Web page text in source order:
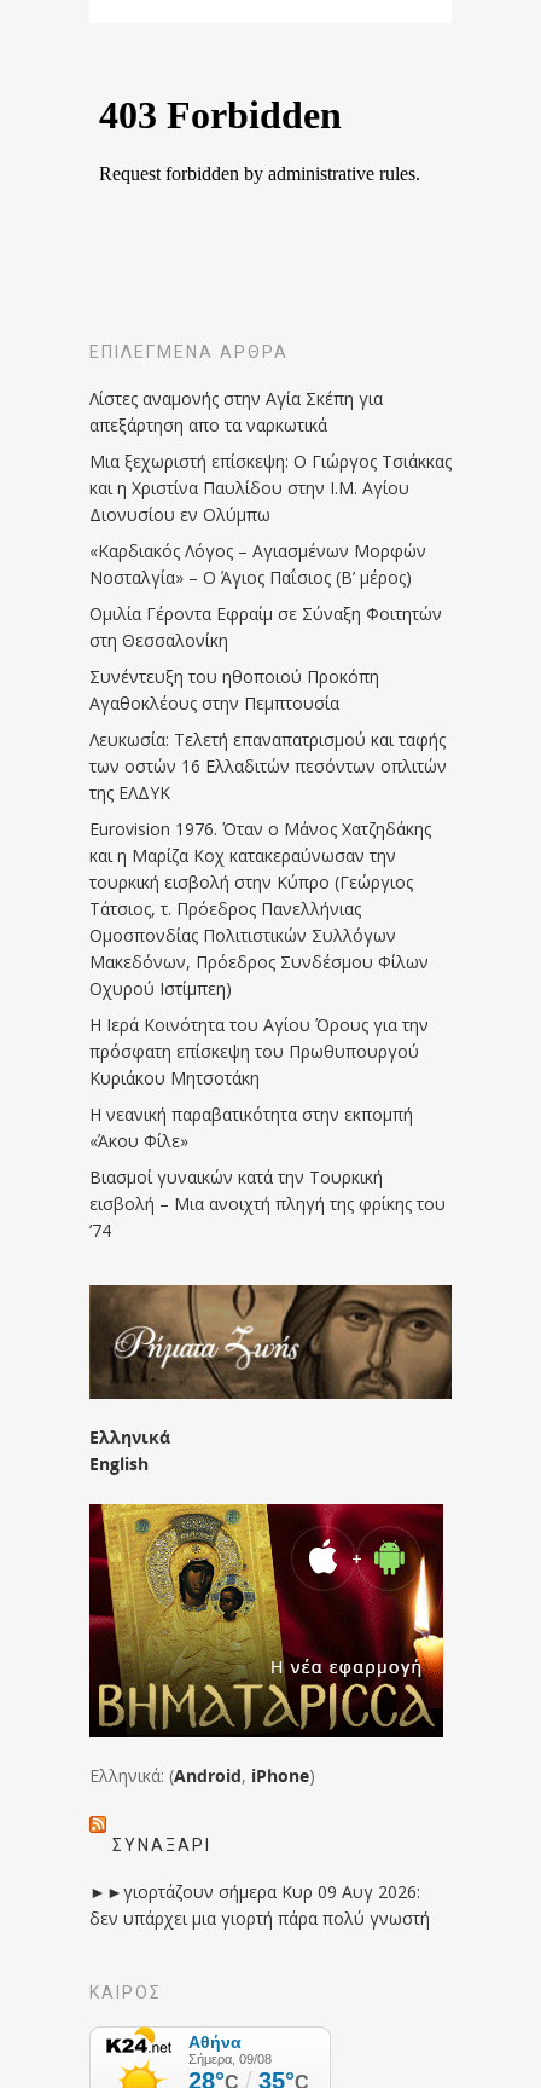
ΕΠΙΛΕΓΜΈΝΑ ΆΡΘΡΑ
Λίστες αναμονής στην Αγία Σκέπη για
απεξάρτηση απο τα ναρκωτικά
Μια ξεχωριστή επίσκεψη: Ο Γιώργος Τσιάκκας
και η Χριστίνα Παυλίδου στην Ι.Μ. Αγίου
Διονυσίου εν Ολύμπω
«Καρδιακός Λόγος – Αγιασμένων Μορφών
Νοσταλγία» – Ο Άγιος Παΐσιος (Β’ μέρος)
Ομιλία Γέροντα Εφραίμ σε Σύναξη Φοιτητών
στη Θεσσαλονίκη
Συνέντευξη του ηθοποιού Προκόπη
Αγαθοκλέους στην Πεμπτουσία
Λευκωσία: Τελετή επαναπατρισμού και ταφής
των οστών 16 Ελλαδιτών πεσόντων οπλιτών
της ΕΛΔΥΚ
Eurovision 1976. Όταν ο Μάνος Χατζηδάκης
και η Μαρίζα Κοχ κατακεραύνωσαν την
τουρκική εισβολή στην Κύπρο (Γεώργιος
Τάτσιος, τ. Πρόεδρος Πανελλήνιας
Ομοσπονδίας Πολιτιστικών Συλλόγων
Μακεδόνων, Πρόεδρος Συνδέσμου Φίλων
Οχυρού Ιστίμπεη)
Η Ιερά Κοινότητα του Αγίου Όρους για την
πρόσφατη επίσκεψη του Πρωθυπουργού
Κυριάκου Μητσοτάκη
Η νεανική παραβατικότητα στην εκπομπή
«Άκου Φίλε»
Βιασμοί γυναικών κατά την Τουρκική
εισβολή – Μια ανοιχτή πληγή της φρίκης του
’74
Ελληνικά
English
Ελληνικά: (Android, iPhone)
ΣΥΝΑΞΆΡΙ
►►γιορτάζουν σήμερα Κυρ 09 Αυγ 2026:
δεν υπάρχει μια γιορτή πάρα πολύ γνωστή
ΚΑΙΡΟΣ